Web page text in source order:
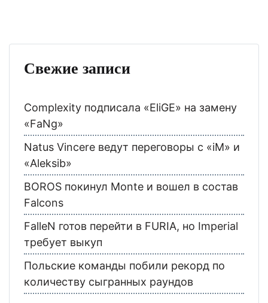
Свежие записи
Complexity подписала «EliGE» на замену
«FaNg»
Natus Vincere ведут переговоры с «iM» и
«Aleksib»
BOROS покинул Monte и вошел в состав
Falcons
FalleN готов перейти в FURIA, но Imperial
требует выкуп
Польские команды побили рекорд по
количеству сыгранных раундов